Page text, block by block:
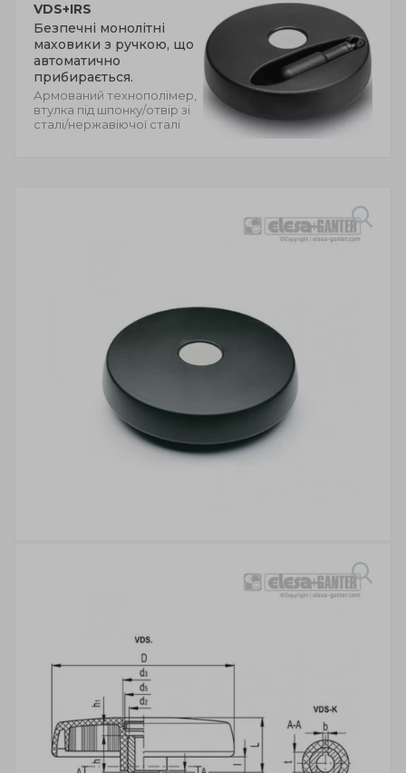
VDS+IRS
Безпечні монолітні
маховики з ручкою, що
автоматично
прибирається.
Армований технополімер,
втулка під шпонку/отвір зі
сталі/нержавіючої сталі